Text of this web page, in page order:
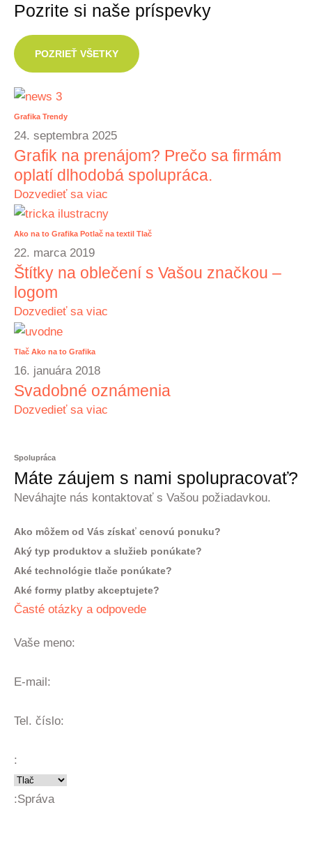
Pozrite si naše príspevky
POZRIEŤ VŠETKY
Grafika Trendy
24. septembra 2025
Grafik na prenájom? Prečo sa firmám
oplatí dlhodobá spolupráca.
Dozvedieť sa viac
Ako na to Grafika Potlač na textil Tlač
22. marca 2019
Štítky na oblečení s Vašou značkou –
logom
Dozvedieť sa viac
Tlač Ako na to Grafika
16. januára 2018
Svadobné oznámenia
Dozvedieť sa viac
Spolupráca
Máte záujem s nami spolupracovať?
Neváhajte nás kontaktovať s Vašou požiadavkou.
Ako môžem od Vás získať cenovú ponuku?
Aký typ produktov a služieb ponúkate?
Aké technológie tlače ponúkate?
Aké formy platby akceptujete?
Časté otázky a odpovede
Vaše meno:
E-mail:
Tel. číslo:
:
:Správa